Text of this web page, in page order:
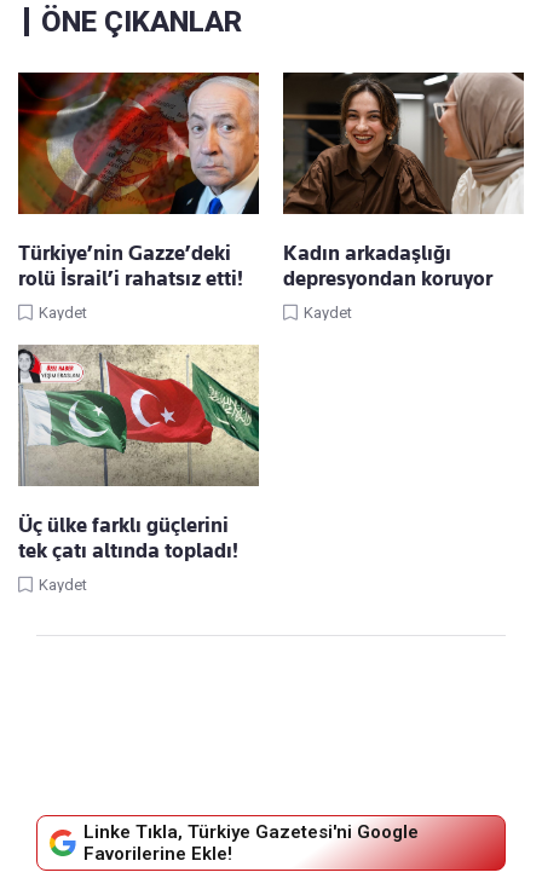
ÖNE ÇIKANLAR
Türkiye’nin Gazze’deki
rolü İsrail’i rahatsız etti!
Kaydet
Kadın arkadaşlığı
depresyondan koruyor
Kaydet
Üç ülke farklı güçlerini
tek çatı altında topladı!
Kaydet
Linke Tıkla, Türkiye Gazetesi'ni Google
Favorilerine Ekle!